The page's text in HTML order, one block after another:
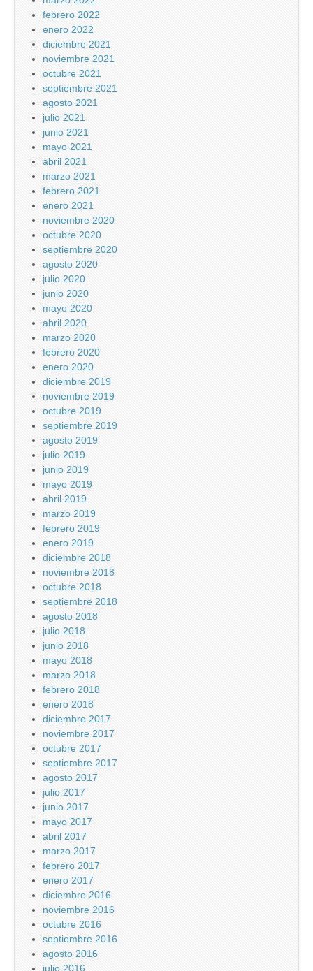
febrero 2022
enero 2022
diciembre 2021
noviembre 2021
octubre 2021
septiembre 2021
agosto 2021
julio 2021
junio 2021
mayo 2021
abril 2021
marzo 2021
febrero 2021
enero 2021
noviembre 2020
octubre 2020
septiembre 2020
agosto 2020
julio 2020
junio 2020
mayo 2020
abril 2020
marzo 2020
febrero 2020
enero 2020
diciembre 2019
noviembre 2019
octubre 2019
septiembre 2019
agosto 2019
julio 2019
junio 2019
mayo 2019
abril 2019
marzo 2019
febrero 2019
enero 2019
diciembre 2018
noviembre 2018
octubre 2018
septiembre 2018
agosto 2018
julio 2018
junio 2018
mayo 2018
marzo 2018
febrero 2018
enero 2018
diciembre 2017
noviembre 2017
octubre 2017
septiembre 2017
agosto 2017
julio 2017
junio 2017
mayo 2017
abril 2017
marzo 2017
febrero 2017
enero 2017
diciembre 2016
noviembre 2016
octubre 2016
septiembre 2016
agosto 2016
julio 2016